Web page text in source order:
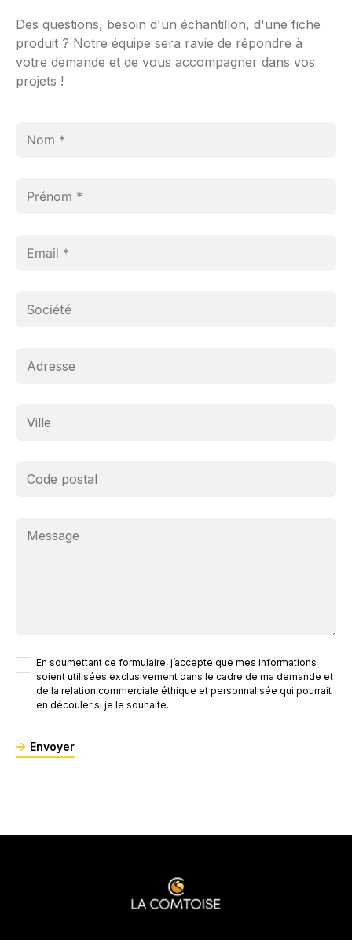
Des questions, besoin d'un échantillon, d'une fiche
produit ? Notre équipe sera ravie de répondre à
votre demande et de vous accompagner dans vos
projets !
En soumettant ce formulaire, j’accepte que mes informations
soient utilisées exclusivement dans le cadre de ma demande et
de la relation commerciale éthique et personnalisée qui pourrait
en découler si je le souhaite.
Envoyer